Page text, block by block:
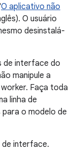
O aplicativo não
O usuário
desinstalá-
de interface do
manipule a
Faça toda
linha de
o modelo de
de interface.